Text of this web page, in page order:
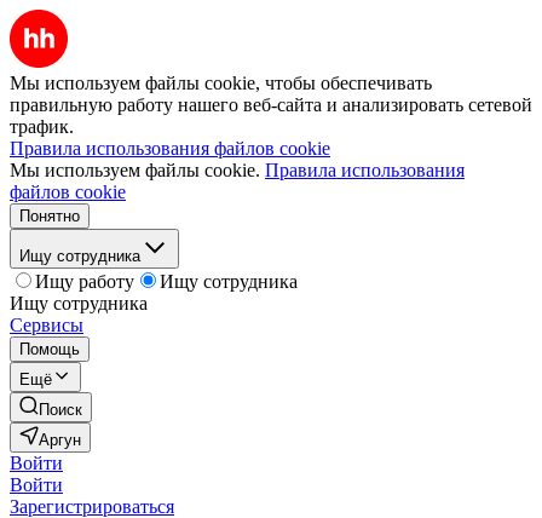
Мы используем файлы cookie, чтобы обеспечивать
правильную работу нашего веб-сайта и анализировать сетевой
трафик.
Правила использования файлов cookie
Мы используем файлы cookie. Правила использования
файлов cookie
Понятно
Ищу сотрудника
Ищу работу
Ищу сотрудника
Ищу сотрудника
Сервисы
Помощь
Ещё
Поиск
Аргун
Войти
Войти
Зарегистрироваться